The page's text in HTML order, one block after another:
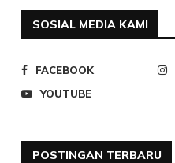
SOSIAL MEDIA KAMI
FACEBOOK
YOUTUBE
POSTINGAN TERBARU